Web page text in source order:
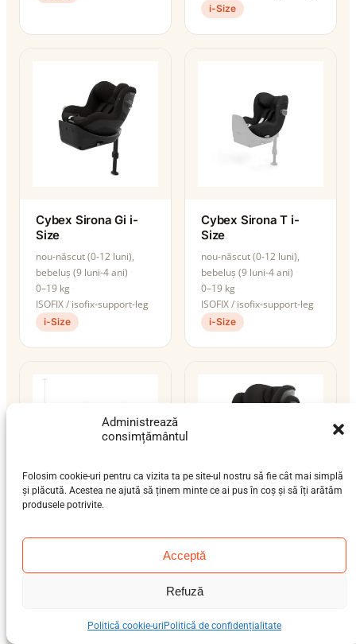
Administrează
consimțământul
Folosim cookie-uri pentru ca vizita ta pe site-ul nostru să fie cât mai simplă
și plăcută. Acestea ne ajută să ținem minte ce ai pus în coș și să îți arătăm
produsele potrivite.
Acceptă
Refuză
Politică cookie-uri Politică de confidențialitate
i-Size
Cybex Sirona Gi i-
Size
nou-născut (0-12 luni),
bebeluș (9 luni-4 ani)
0–19 kg
ISOFIX / isofix-support-leg
i-Size
Cybex Sirona T i-
Size
nou-născut (0-12 luni),
bebeluș (9 luni-4 ani)
0–19 kg
ISOFIX / isofix-support-leg
i-Size
Fix
ISOFIX / centură
preșcolar (3-7 ani), școlar
(6-12 ani)
15–36 kg